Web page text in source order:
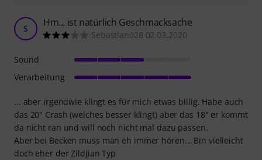
S Hm... ist natürlich Geschmacksache
Sebastian028 02.03.2020
... aber irgendwie klingt es für mich etwas billig. Habe auch
das 20" Crash (welches besser klingt) aber das 18" er kommt
da nicht ran und will noch nicht mal dazu passen.
Aber bei Becken muss man eh immer hören... Bin vielleicht
doch eher der Zildjian Typ
Sound
Verarbeitung